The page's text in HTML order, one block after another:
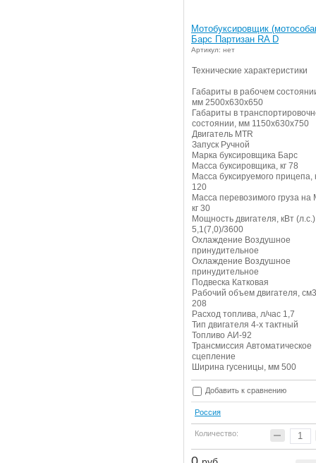
Мотобуксировщик
Барс Партизан RA D
Артикул: нет
Технические характеристики
Габариты в рабочем
мм 2500х630х650
Габариты в
состоянии, мм 1150х630х750
Двигатель MTR
Запуск Ручной
Марка буксировщика Барс
Масса буксировщика, кг 78
Масса буксируемого прицепа,
120
Масса перевозимого груза на
кг 30
Мощность двигателя, кВт (л.с.)
5,1(7,0)/3600
Охлаждение Воздушное
принудительное
Охлаждение Воздушное
принудительное
Подвеска Катковая
Рабочий объем двигателя, см3
208
Расход топлива, л/час 1,7
Тип двигателя 4-х тактный
Топливо АИ-92
Трансмиссия Автоматическое
сцепление
Ширина гусеницы, мм 500
Добавить к сравнению
Россия
Количество: